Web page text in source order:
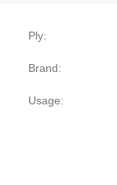
Ply:
Brand:
Usage: